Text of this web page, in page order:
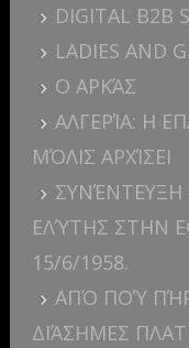
DIGITAL B2B
LADIES AND
Ο ΑΡΚΆΣ
ΑΛΓΕΡΊΑ: H
ΜΌΛΙΣ ΑΡΧΊΣΕΙ
ΕΛΎΤΗΣ ΣΤΗΝ
15/6/1958.
ΑΠΌ ΠΟΎ
ΔΙΆΣΗΜΕΣ